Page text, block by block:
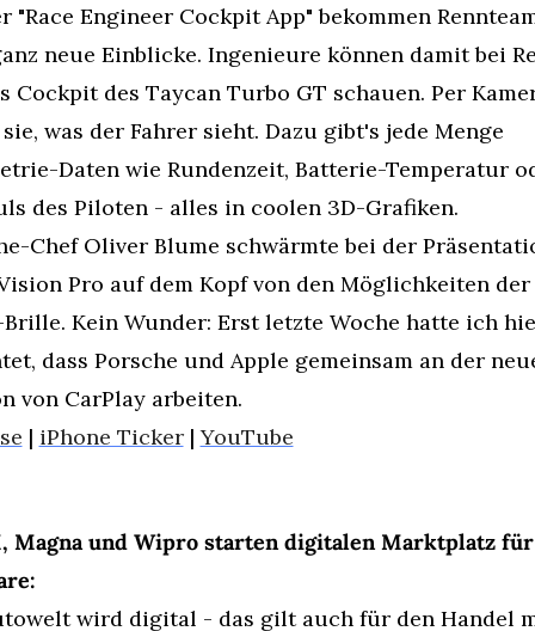
"Race Engineer Cockpit App" bekommen
neue Einblicke. Ingenieure können damit bei
Cockpit des Taycan Turbo GT schauen. Per
was der Fahrer sieht. Dazu gibt's jede Menge
Daten wie Rundenzeit, Batterie-Temperatur
des Piloten - alles in coolen 3D-Grafiken.
Chef Oliver Blume schwärmte bei der
Pro auf dem Kopf von den Möglichkeiten der
Kein Wunder: Erst letzte Woche hatte ich
dass Porsche und Apple gemeinsam an der
von CarPlay arbeiten.
| iPhone Ticker | YouTube
Magna und Wipro starten digitalen Marktplatz
wird digital - das gilt auch für den Handel